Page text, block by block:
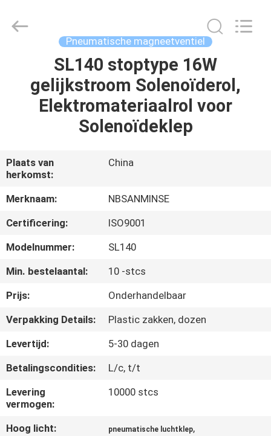
PRODUCTEN
ONS
FABRIEKSREIS
KWALITEITSCONTROLE
CONTACTEER
ONS
NIEUWS
VERZOEK
OM EEN
CITAAT
Export
Co.,Ltd..
Pneumatische magneetventiel
SL140 stoptype 16W
gelijkstroom Solenoïderol,
Elektromateriaalrol voor
Solenoïdeklep
Plaats van
herkomst:
China
Merknaam:
NBSANMINSE
Certificering:
ISO9001
Modelnummer:
SL140
Min. bestelaantal:
10 -stcs
Prijs:
Onderhandelbaar
Verpakking Details:
Plastic zakken, dozen
Levertijd:
5-30 dagen
Betalingscondities:
L/c, t/t
Levering
vermogen:
10000 stcs
Hoog licht: pneumatische luchtklep,